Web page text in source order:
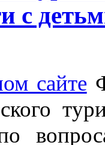
с
сайте